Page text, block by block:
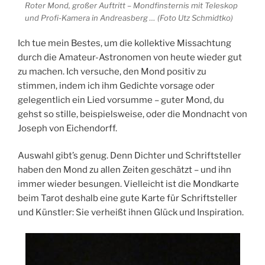
Roter Mond, großer Auftritt – Mondfinsternis mit Teleskop
und Profi-Kamera in Andreasberg … (Foto Utz Schmidtko)
Ich tue mein Bestes, um die kollektive Missachtung
durch die Amateur-Astronomen von heute wieder gut
zu machen. Ich versuche, den Mond positiv zu
stimmen, indem ich ihm Gedichte vorsage oder
gelegentlich ein Lied vorsumme – guter Mond, du
gehst so stille, beispielsweise, oder die Mondnacht von
Joseph von Eichendorff.
Auswahl gibt’s genug. Denn Dichter und Schriftsteller
haben den Mond zu allen Zeiten geschätzt – und ihn
immer wieder besungen. Vielleicht ist die Mondkarte
beim Tarot deshalb eine gute Karte für Schriftsteller
und Künstler: Sie verheißt ihnen Glück und Inspiration.